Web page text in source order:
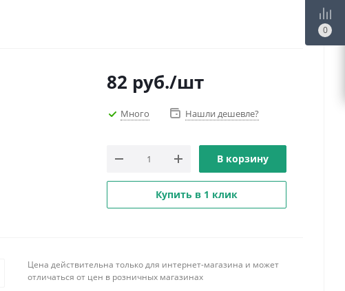
82 руб./шт
Много Нашли дешевле?
В корзину
Купить в 1 клик
Цена действительна только для интернет-магазина и может
отличаться от цен в розничных магазинах
0